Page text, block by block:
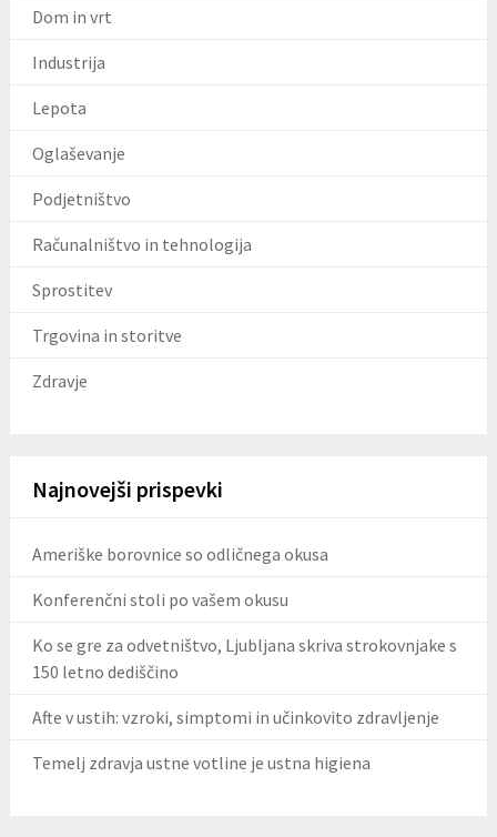
Dom in vrt
Industrija
Lepota
Oglaševanje
Podjetništvo
Računalništvo in tehnologija
Sprostitev
Trgovina in storitve
Zdravje
Najnovejši prispevki
Ameriške borovnice so odličnega okusa
Konferenčni stoli po vašem okusu
Ko se gre za odvetništvo, Ljubljana skriva strokovnjake s
150 letno dediščino
Afte v ustih: vzroki, simptomi in učinkovito zdravljenje
Temelj zdravja ustne votline je ustna higiena